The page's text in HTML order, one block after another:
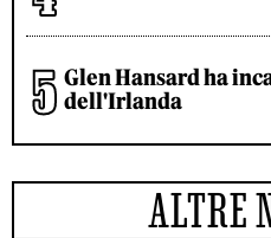
Glen Hansard ha
dell'Irlanda
ALTRE